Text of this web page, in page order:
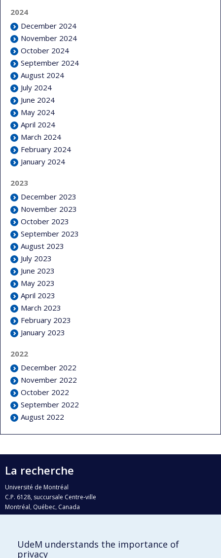
2024
December 2024
November 2024
October 2024
September 2024
August 2024
July 2024
June 2024
May 2024
April 2024
March 2024
February 2024
January 2024
2023
December 2023
November 2023
October 2023
September 2023
August 2023
July 2023
June 2023
May 2023
April 2023
March 2023
February 2023
January 2023
2022
December 2022
November 2022
October 2022
September 2022
August 2022
La recherche
Université de Montréal
C.P. 6128, succursale Centre-ville
Montréal, Québec, Canada
H3C 3J7
Qui fait quoi?
UdeM understands the importance of
privacy